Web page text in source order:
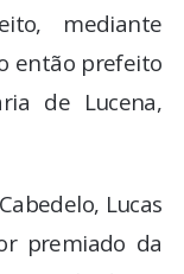
mediante
então prefeito
de Lucena,
Lucas
premiado da